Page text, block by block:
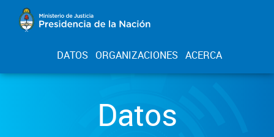
DATOS ORGANIZACIONES ACERCA
Datos